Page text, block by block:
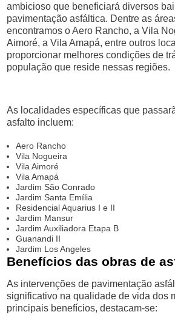
ambicioso que beneficiará diversos
pavimentação asfáltica. Dentre as
encontramos o Aero Rancho, a Vila
Aimoré, a Vila Amapá, entre outros
proporcionar melhores condições de
população que reside nessas regiões.
As localidades específicas que
asfalto incluem:
Aero Rancho
Vila Nogueira
Vila Aimoré
Vila Amapá
Jardim São Conrado
Jardim Santa Emília
Residencial Aquarius I e II
Jardim Mansur
Jardim Auxiliadora Etapa B
Guanandi II
Jardim Los Angeles
Benefícios das obras de
As intervenções de pavimentação
significativo na qualidade de vida dos
principais benefícios, destacam-se: